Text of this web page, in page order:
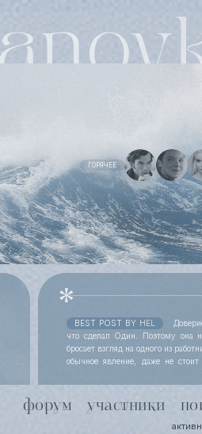
BEST POST BY HEL
что сделал Один. Поэтому она
бросает взгляд на одного из
обычное явление, даже не
поняли, что чутью незнакомки
ГОРЯЧЕЕ
форум участники